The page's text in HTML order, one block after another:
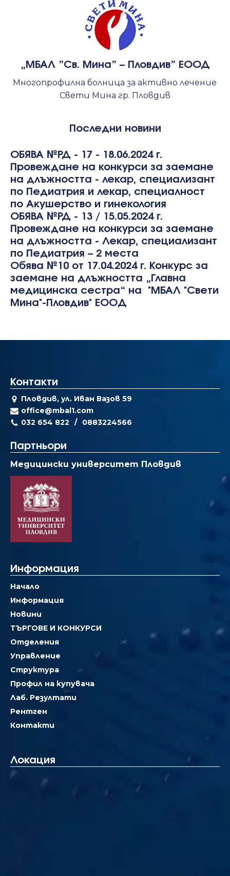
„МБАЛ ”Св. Мина” – Пловдив” ЕООД
Многопрофилна болница за активно лечение
Свети Мина гр. Пловдив
Последни новини
ОБЯВА №РД - 17 - 18.06.2024 г.
Провеждане на конкурси за заемане
на длъжността - лекар, специализант
по Педиатрия и лекар, специалност
пo Акушерство и гинекология
ОБЯВА №РД - 13 / 15.05.2024 г.
Провеждане на конкурси за заемане
на длъжността - Лекар, специализант
по Педиатрия – 2 места
Обява №10 от 17.04.2024 г. Конкурс за
заемане на длъжността „Главна
медицинска сестра“ на "МБАЛ "Свети
Мина"-Пловдив" EOOД
Контакти
Пловдив, ул. Иван Вазов 59
office@mbal1.com
032 654 822
0883224566
Партньори
Медицински университет Пловдив
Информация
Начало
Информация
Новини
ТЪРГОВЕ И КОНКУРСИ
Отделения
Управление
Структура
Профил на купувача
Лаб. Резултати
Рентген
Контакти
Локация